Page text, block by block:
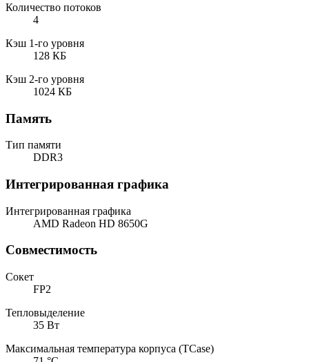
Количество потоков
4
Кэш 1-го уровня
128 КБ
Кэш 2-го уровня
1024 КБ
Память
Тип памяти
DDR3
Интегрированная графика
Интегрированная графика
AMD Radeon HD 8650G
Совместимость
Сокет
FP2
Тепловыделение
35 Вт
Максимальная температура корпуса (TCase)